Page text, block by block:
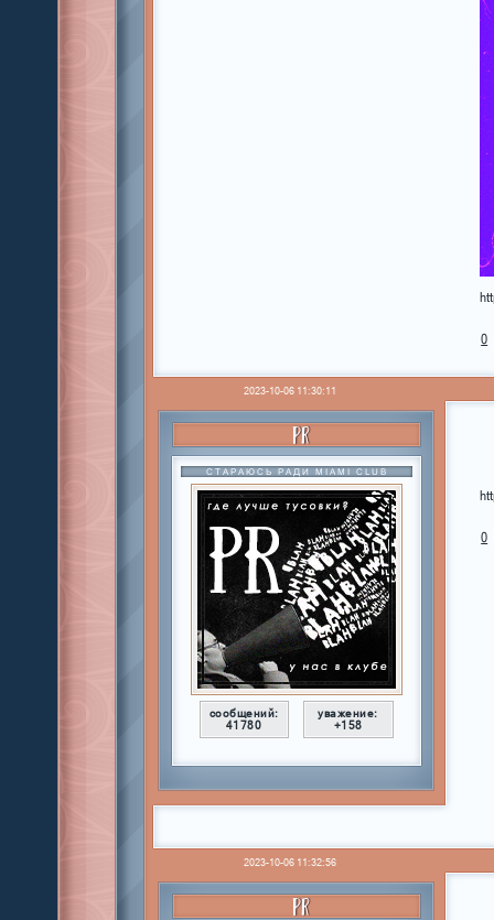
0
2023-10-06 11:30:11
PR
СТАРАЮСЬ РАДИ MIAMI CLUB
сообщений:
41780
уважение:
+158
0
2023-10-06 11:32:56
PR